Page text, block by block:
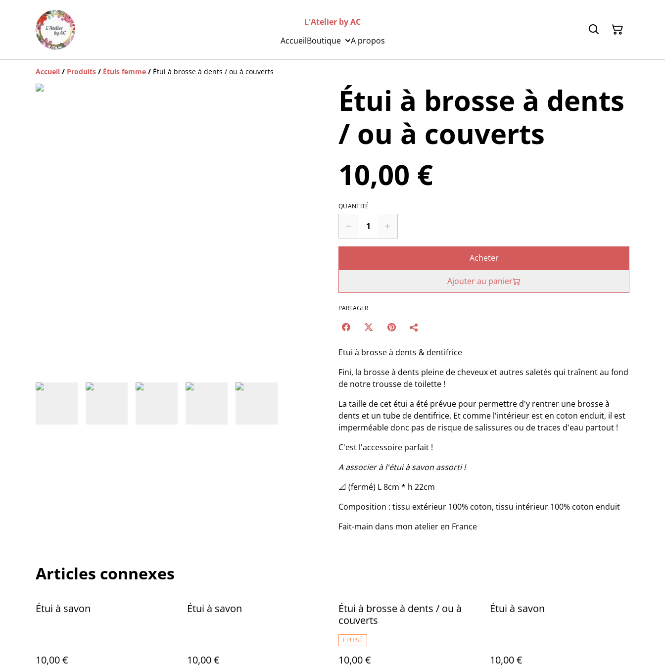
L'Atelier by AC
AccueilBoutique A propos
Accueil / Produits / Étuis femme / Étui à brosse à dents / ou à couverts
Étui à brosse à dents
/ ou à couverts
10,00 €
QUANTITÉ
Acheter
Ajouter au panier
PARTAGER
Etui à brosse à dents & dentifrice
Fini, la brosse à dents pleine de cheveux et autres saletés qui traînent au fond
de notre trousse de toilette !
La taille de cet étui a été prévue pour permettre d'y rentrer une brosse à
dents et un tube de dentifrice. Et comme l'intérieur est en coton enduit, il est
imperméable donc pas de risque de salissures ou de traces d'eau partout !
C'est l'accessoire parfait !
A associer à l'étui à savon assorti !
📐 (fermé) L 8cm * h 22cm
Composition : tissu extérieur 100% coton, tissu intérieur 100% coton enduit
Fait-main dans mon atelier en France
Articles connexes
Étui à savon
10,00 €
Étui à savon
10,00 €
Étui à brosse à dents / ou à
couverts
ÉPUISÉ
10,00 €
Étui à savon
10,00 €